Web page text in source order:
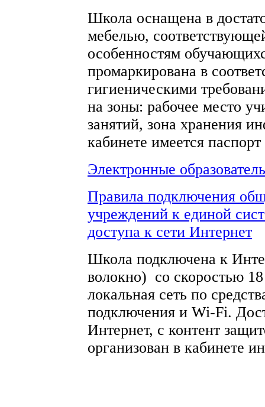
Школа оснащена в
мебелью,
особенностям
промаркирована в
гигиеническими
на зоны: рабочее место
занятий, зона хранения
кабинете имеется
Электронные
Правила подключения
учреждений к единой
доступа к сети Интернет
Школа подключена к
волокно) со скоростью 18
локальная сеть по
подключения и Wi-Fi.
Интернет, с контент
организован в кабинете